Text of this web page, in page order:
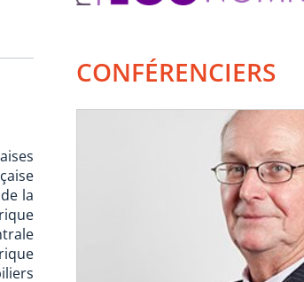
la
CONFÉRENCIERS